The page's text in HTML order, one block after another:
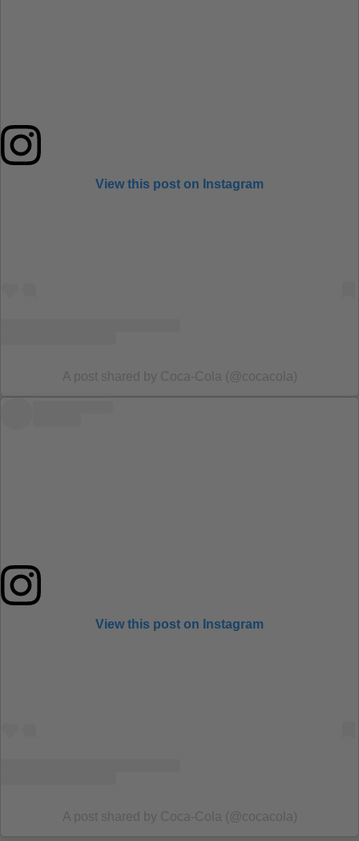
View this post on Instagram
A post shared by Coca‑Cola (@cocacola)
View this post on Instagram
A post shared by Coca‑Cola (@cocacola)